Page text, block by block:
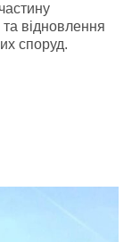
відновлення
споруд.